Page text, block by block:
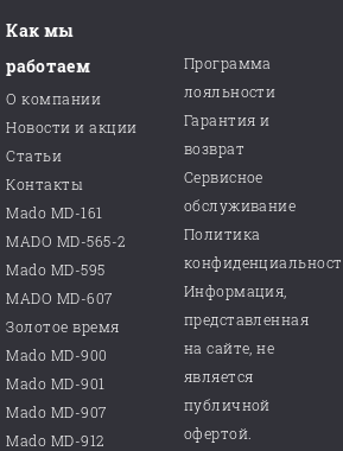
Как мы
работаем
О компании
Новости и акции
Статьи
Контакты
Mado MD-161
MADO MD-565-2
Mado MD-595
MADO MD-607
Золотое время
Mado MD-900
Mado MD-901
Mado MD-907
Mado MD-912
Программа
лояльности
Гарантия и
возврат
Сервисное
обслуживание
Политика
Информация,
представленная
на сайте, не
является
публичной
офертой.